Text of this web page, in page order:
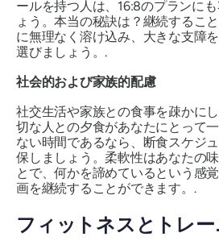
ールを持つ人は、16:8のプランに
ょう。本当の秘訣は？継続するこ
に無理なく溶け込み、大きな支障
選びましょう。.
社会的および家族的配慮
社交生活や家族との食事を疎かに
切な人との夕食があなたにとって
ない時間であるなら、断食スケジ
保しましょう。柔軟性はあなたの
とで、何かを諦めているという感
画を継続することができます。.
フィットネスとトレ